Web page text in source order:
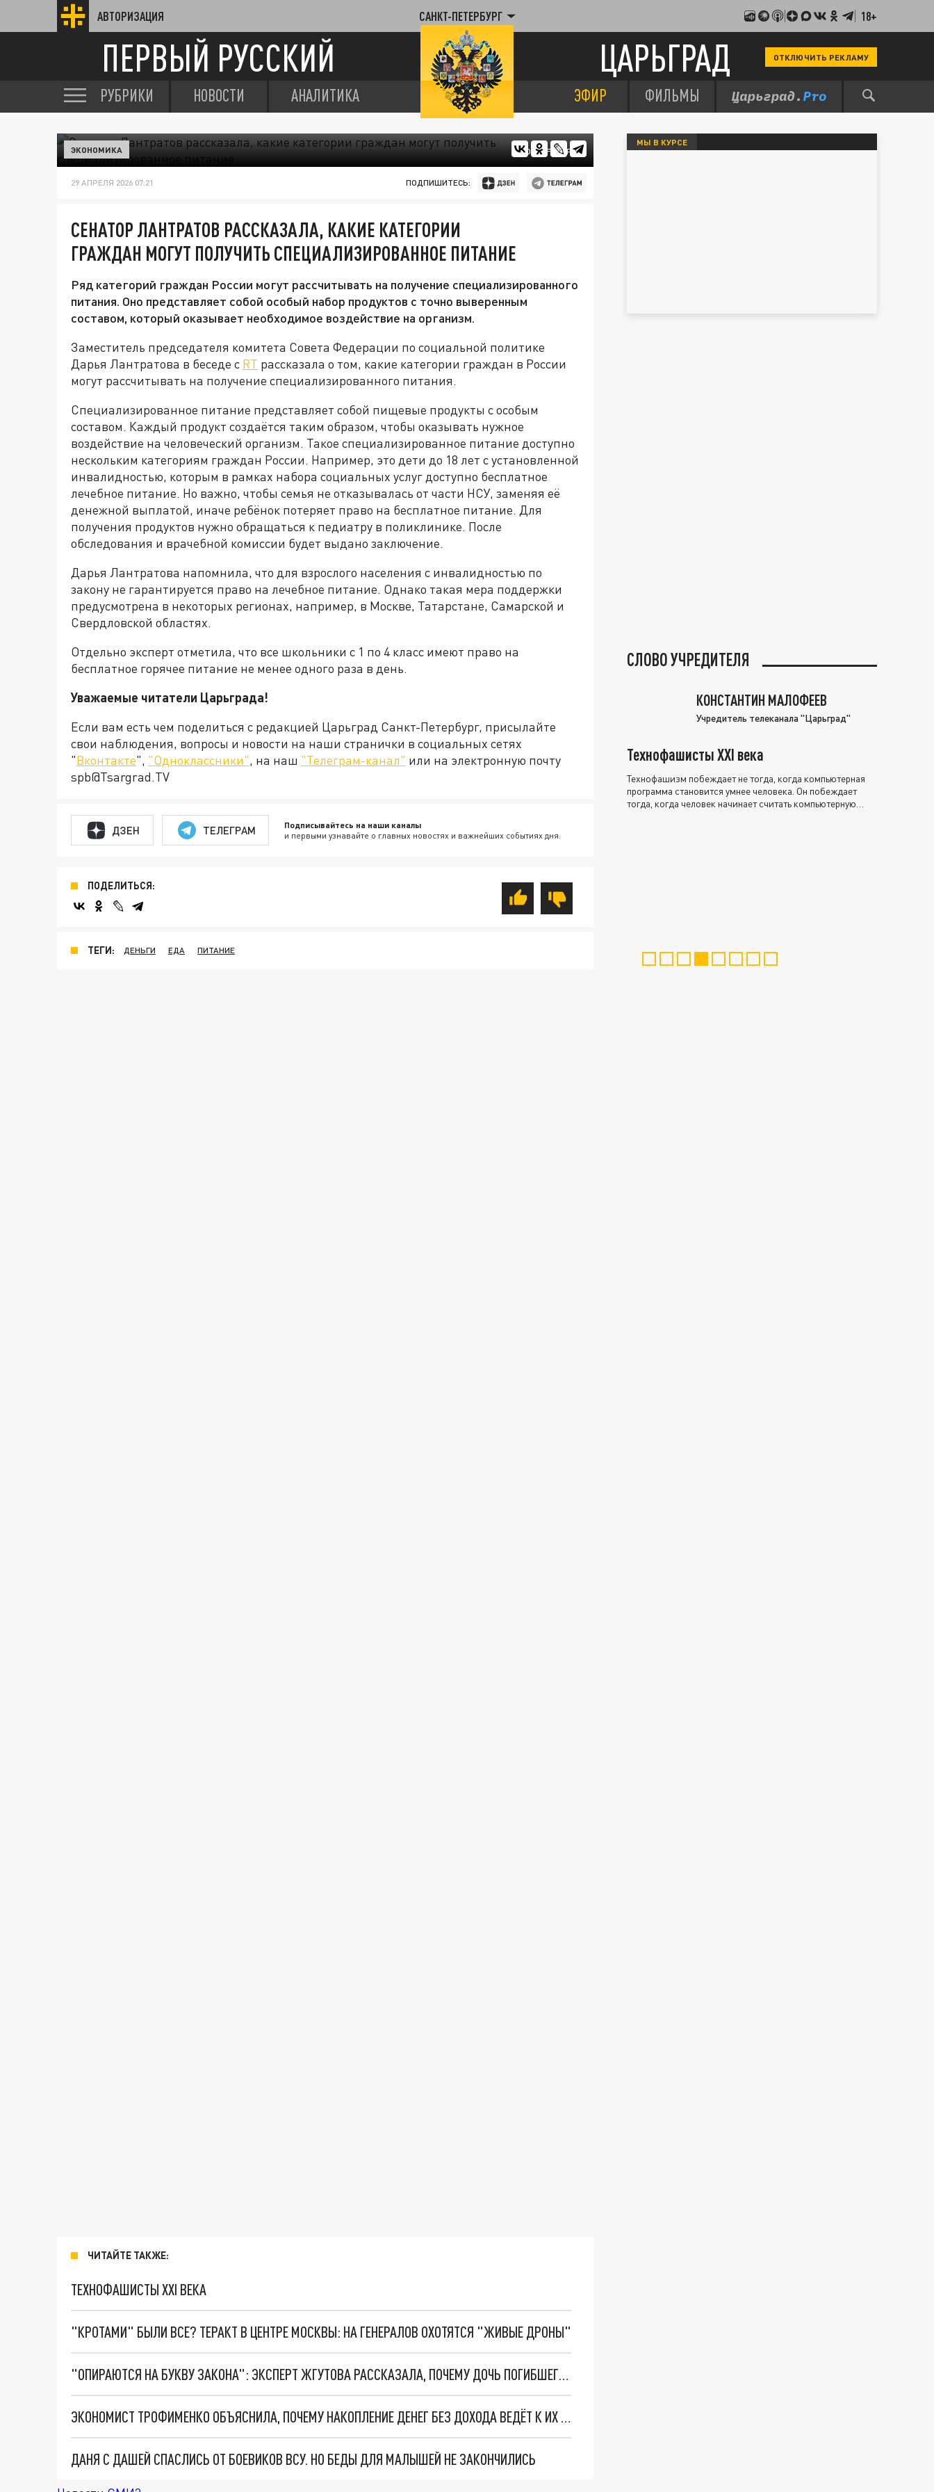
АВТОРИЗАЦИЯ САНКТ-ПЕТЕРБУРГ 18+
ПЕРВЫЙ РУССКИЙ ЦАРЬГРАД ОТКЛЮЧИТЬ РЕКЛАМУ
РУБРИКИ НОВОСТИ АНАЛИТИКА ЭФИР ФИЛЬМЫ
ФОТО: FREEPIK
ЭКОНОМИКА
29 АПРЕЛЯ 2026 07:21 ПОДПИШИТЕСЬ:
СЕНАТОР ЛАНТРАТОВ РАССКАЗАЛА, КАКИЕ КАТЕГОРИИ
ГРАЖДАН МОГУТ ПОЛУЧИТЬ СПЕЦИАЛИЗИРОВАННОЕ ПИТАНИЕ
Ряд категорий граждан России могут рассчитывать на получение специализированного
питания. Оно представляет собой особый набор продуктов с точно выверенным
составом, который оказывает необходимое воздействие на организм.
Заместитель председателя комитета Совета Федерации по социальной политике
Дарья Лантратова в беседе с RT рассказала о том, какие категории граждан в России
могут рассчитывать на получение специализированного питания.
Специализированное питание представляет собой пищевые продукты с особым
составом. Каждый продукт создаётся таким образом, чтобы оказывать нужное
воздействие на человеческий организм. Такое специализированное питание доступно
нескольким категориям граждан России. Например, это дети до 18 лет с установленной
инвалидностью, которым в рамках набора социальных услуг доступно бесплатное
лечебное питание. Но важно, чтобы семья не отказывалась от части НСУ, заменяя её
денежной выплатой, иначе ребёнок потеряет право на бесплатное питание. Для
получения продуктов нужно обращаться к педиатру в поликлинике. После
обследования и врачебной комиссии будет выдано заключение.
Дарья Лантратова напомнила, что для взрослого населения с инвалидностью по
закону не гарантируется право на лечебное питание. Однако такая мера поддержки
предусмотрена в некоторых регионах, например, в Москве, Татарстане, Самарской и
Свердловской областях.
Отдельно эксперт отметила, что все школьники с 1 по 4 класс имеют право на
бесплатное горячее питание не менее одного раза в день.
Уважаемые читатели Царьграда!
Если вам есть чем поделиться с редакцией Царьград Санкт-Петербург, присылайте
свои наблюдения, вопросы и новости на наши странички в социальных сетях
"Вконтакте", "Одноклассники", на наш "Телеграм-канал" или на электронную почту
spb@Tsargrad.TV
ДЗЕН ТЕЛЕГРАМ Подписывайтесь на наши каналы
и первыми узнавайте о главных новостях и важнейших событиях дня.
ПОДЕЛИТЬСЯ:
ТЕГИ: ДЕНЬГИ ЕДА ПИТАНИЕ
ЧИТАЙТЕ ТАКЖЕ:
ТЕХНОФАШИСТЫ XXI ВЕКА
"КРОТАМИ" БЫЛИ ВСЕ? ТЕРАКТ В ЦЕНТРЕ МОСКВЫ: НА ГЕНЕРАЛОВ ОХОТЯТСЯ "ЖИВЫЕ ДРОНЫ"
"ОПИРАЮТСЯ НА БУКВУ ЗАКОНА": ЭКСПЕРТ ЖГУТОВА РАССКАЗАЛА, ПОЧЕМУ ДОЧЬ ПОГИБШЕГО БОЙЦА СВО НЕ ОТДАЮТ ПРАБАБУШКЕ
ЭКОНОМИСТ ТРОФИМЕНКО ОБЪЯСНИЛА, ПОЧЕМУ НАКОПЛЕНИЕ ДЕНЕГ БЕЗ ДОХОДА ВЕДЁТ К ИХ ПОТЕРЕ
ДАНЯ С ДАШЕЙ СПАСЛИСЬ ОТ БОЕВИКОВ ВСУ. НО БЕДЫ ДЛЯ МАЛЫШЕЙ НЕ ЗАКОНЧИЛИСЬ
МЫ В КУРСЕ
СЛОВО УЧРЕДИТЕЛЯ
КОНСТАНТИН МАЛОФЕЕВ
Учредитель телеканала "Царьград"
Технофашисты XXI века
Технофашизм побеждает не тогда, когда компьютерная
программа становится умнее человека. Он побеждает
тогда, когда человек начинает считать компьютерную